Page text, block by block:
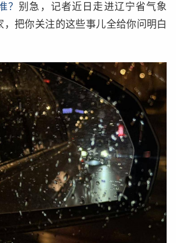
？ 别急，记者近日走进辽宁省气象
，把你关注的这些事儿全给你问明白